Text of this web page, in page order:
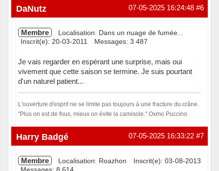
Hors ligne #6
07-05-2025 16:24:48
DaNutz
Membre
Localisation: Dans un nuage de fumée...
Inscrit(e): 20-03-2011
Messages: 3 487
Je vais regarder en espérant une surprise, mais oui
vivement que cette saison se termine. Je suis pourtant
d'un naturel patient...
L'ouverture d'esprit ne se limite pas toujours à une fracture du crâne.
"Plus on est de fous, mieux on évite la camisole." Oxmo Puccino
Hors ligne #7
07-05-2025 16:33:22
Harry Badgé
Membre Localisation: Roazhon
Inscrit(e): 03-08-2013